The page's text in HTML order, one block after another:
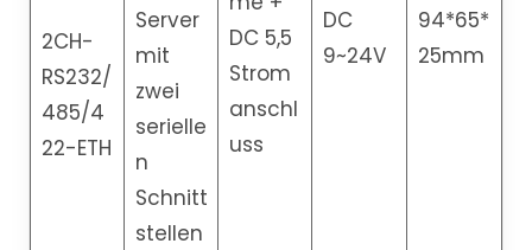
2CH-
RS232/
485/4
22-ETH
Server
mit
zwei
serielle
n
Schnitt
stellen
DC 5,5
Strom
anschl
uss
DC
9~24V
94*65*
25mm